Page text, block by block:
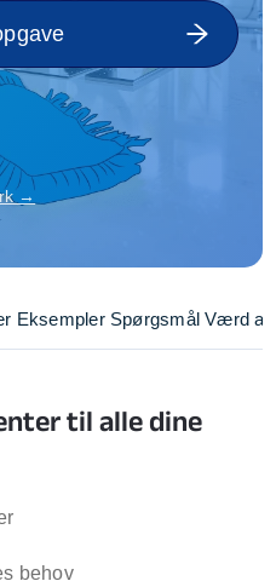
→
Eksempler Spørgsmål Værd at
til alle dine
behov